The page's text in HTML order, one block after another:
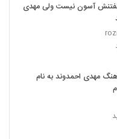
آسون نیست ولی مهدی
مهدی احمدوند به نام